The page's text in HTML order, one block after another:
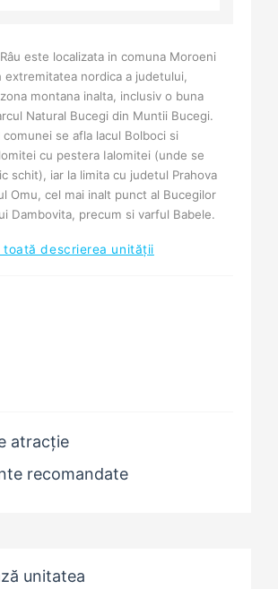
este localizata in comuna Moroeni
extremitatea nordica a judetului,
montana inalta, inclusiv o buna
Natural Bucegi din Muntii Bucegi.
se afla lacul Bolboci si
cu pestera Ialomitei (unde se
schit), iar la limita cu judetul Prahova
Omu, cel mai inalt punct al Bucegilor
Dambovita, precum si varful Babele.
descrierea unității
atracție
recomandate
unitatea